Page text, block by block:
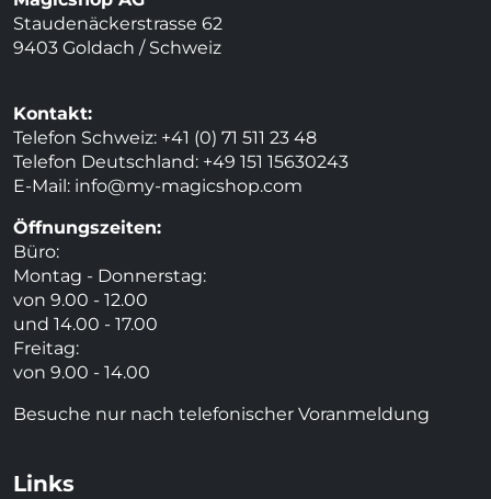
Staudenäckerstrasse 62
9403 Goldach / Schweiz
Kontakt:
Telefon Schweiz: +41 (0) 71 511 23 48
Telefon Deutschland: +49 151 15630243
E-Mail: info@my-magicshop.com
Öffnungszeiten:
Büro:
Montag - Donnerstag:
von 9.00 - 12.00
und 14.00 - 17.00
Freitag:
von 9.00 - 14.00
Besuche nur nach telefonischer Voranmeldung
Links